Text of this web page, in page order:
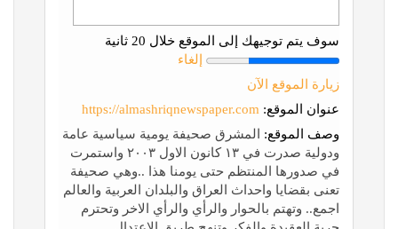
سوف يتم توجيهك إلى الموقع خلال 20 ثانية
إلغاء
زيارة الموقع الآن
عنوان الموقع: https://almashriqnewspaper.com
وصف الموقع: المشرق صحيفة يومية سياسية عامة
ودولية صدرت في ١٣ كانون الاول ٢٠٠٣ واستمرت
في صدورها المنتظم حتى يومنا هذا ..وهي صحيفة
تعنى بقضايا واحداث العراق والبلدان العربية والعالم
اجمع.. وتهتم بالحوار والرأي والرأي الاخر وتحترم